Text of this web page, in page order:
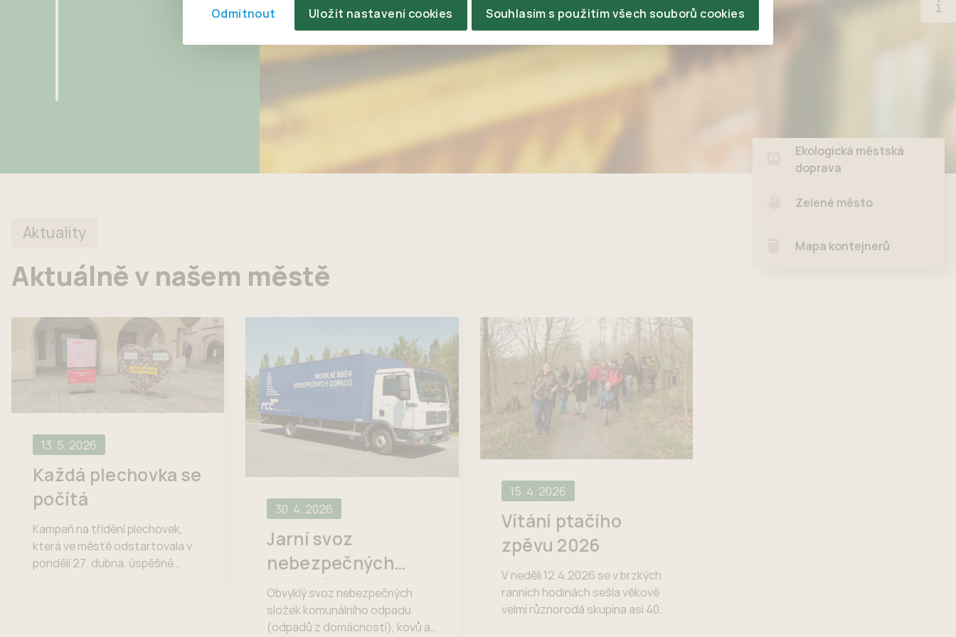
Odmítnout
Uložit nastavení cookies Souhlasím s použitím všech souborů cookies
Ekologická městská
doprava
Zelené město
Mapa kontejnerů
Aktuality
Aktuálně v našem městě
13. 5. 2026
Každá plechovka se
počítá
Kampaň na třídění plechovek,
která ve městě odstartovala v
pondělí 27. dubna, úspěšně
30. 4. 2026
Jarní svoz
nebezpečných
odpadů
Obvyklý svoz nebezpečných
složek komunálního odpadu
(odpadů z domácností), kovů a
15. 4. 2026
Vítání ptačího
zpěvu 2026
V neděli 12.4.2026 se v brzkých
ranních hodinách sešla věkově
velmi různorodá skupina asi 40